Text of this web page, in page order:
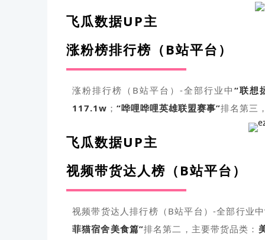
飞瓜数据UP主
涨粉榜排行榜（B站平台）
涨粉排行榜（B站平台）-全部行业中 “联想
117.1w ； “哗哩哗哩英雄联盟赛事”排名第三
飞瓜数据UP主
视频带货达人榜（B站平台）
视频带货达人排行榜（B站平台）-全部行业中
菲猫宿舍美食篇”排名第二， 主要带货品类：